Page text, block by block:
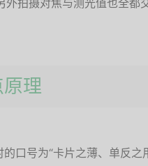
外拍摄对焦与测光值也全都
理
口号为“卡片之薄、单反之